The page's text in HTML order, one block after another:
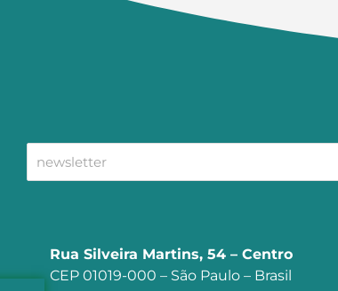
Rua Silveira Martins, 54 – Centro
CEP 01019-000 – São Paulo – Brasil